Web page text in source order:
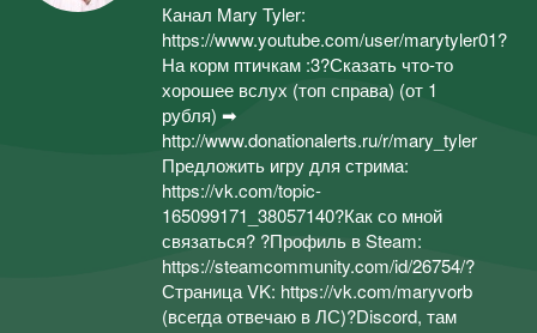
Канал Mary Tyler:
https://www.youtube.com/user/marytyler01?
На корм птичкам :3?Сказать что-то
хорошее вслух (топ справа) (от 1
рубля) ➡
http://www.donationalerts.ru/r/mary_tyler
Предложить игру для стрима:
https://vk.com/topic-
165099171_38057140?Как со мной
связаться? ?Профиль в Steam:
https://steamcommunity.com/id/26754/?
Страница VK: https://vk.com/maryvorb
(всегда отвечаю в ЛС)?Discord, там